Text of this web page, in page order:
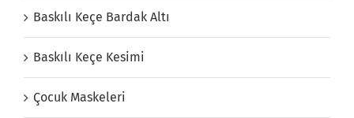
Baskılı Keçe Bardak Altı
Baskılı Keçe Kesimi
Çocuk Maskeleri